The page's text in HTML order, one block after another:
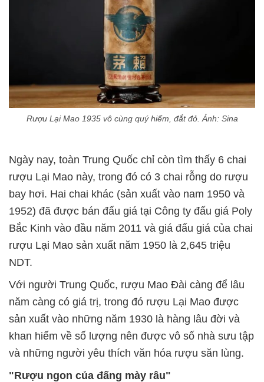
Rượu Lại Mao 1935 vô cùng quý hiếm, đắt đỏ. Ảnh: Sina
Ngày nay, toàn Trung Quốc chỉ còn tìm thấy 6 chai
rượu Lại Mao này, trong đó có 3 chai rỗng do rượu
bay hơi. Hai chai khác (sản xuất vào nam 1950 và
1952) đã được bán đấu giá tại Công ty đấu giá Poly
Bắc Kinh vào đầu năm 2011 và giá đấu giá của chai
rượu Lại Mao sản xuất năm 1950 là 2,645 triệu
NDT.
Với người Trung Quốc, rượu Mao Đài càng để lâu
năm càng có giá trị, trong đó rượu Lại Mao được
sản xuất vào những năm 1930 là hàng lâu đời và
khan hiếm về số lượng nên được vô số nhà sưu tập
và những người yêu thích văn hóa rượu săn lùng.
"Rượu ngon của đấng mày râu"